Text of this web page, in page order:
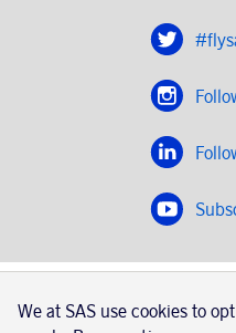
SAS AB, registration
We at SAS use cookies to